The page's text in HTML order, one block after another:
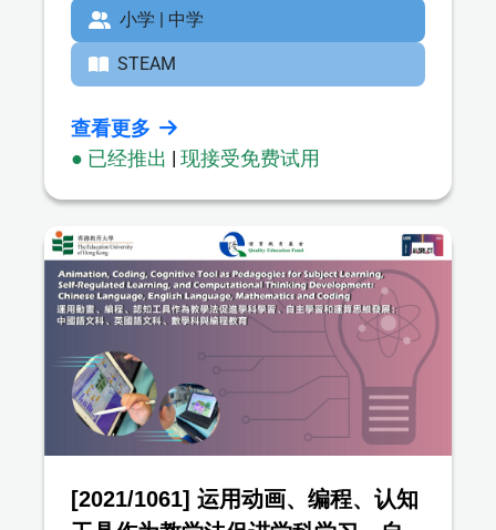
小学 | 中学
STEAM
查看更多
● 已经推出 | 现接受免费试用
[2021/1061] 运用动画、编程、认知